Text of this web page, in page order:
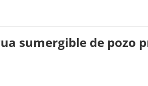
sumergible de